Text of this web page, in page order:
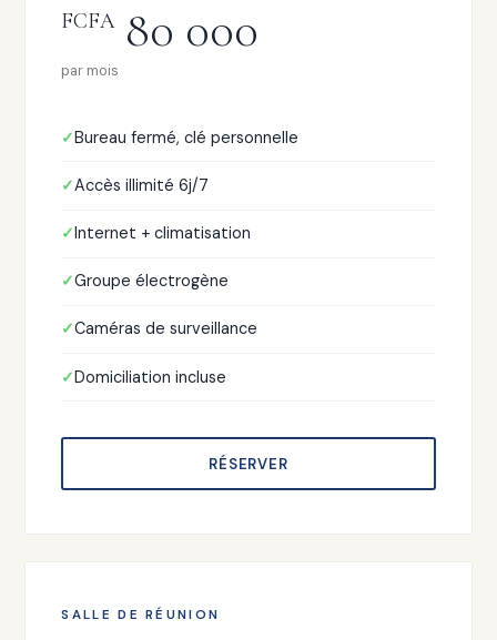
FCFA80 000
par mois
Bureau fermé, clé personnelle
Accès illimité 6j/7
Internet + climatisation
Groupe électrogène
Caméras de surveillance
Domiciliation incluse
RÉSERVER
SALLE DE RÉUNION